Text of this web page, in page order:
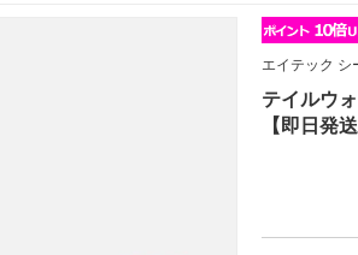
エイテック シ
テイルウ
【即日発送